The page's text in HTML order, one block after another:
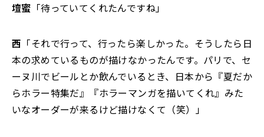
壇蜜 「待っていてくれたんですね」
西 「それで行って、行ったら楽しかった。そうしたら日
本の求めているものが描けなかったんです。パリで、セ
ーヌ川でビールとか飲んでいるとき、日本から『夏だか
らホラー特集だ』『ホラーマンガを描いてくれ』みた
いなオーダーが来るけど描けなくて（笑）」